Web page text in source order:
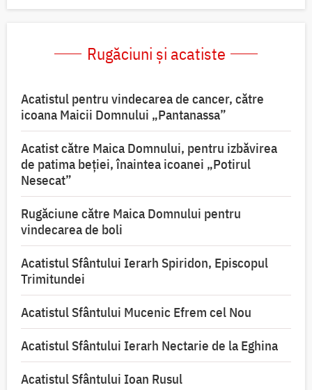
Rugăciuni și acatiste
Acatistul pentru vindecarea de cancer, către
icoana Maicii Domnului „Pantanassa”
Acatist către Maica Domnului, pentru izbăvirea
de patima beției, înaintea icoanei „Potirul
Nesecat”
Rugăciune către Maica Domnului pentru
vindecarea de boli
Acatistul Sfântului Ierarh Spiridon, Episcopul
Trimitundei
Acatistul Sfântului Mucenic Efrem cel Nou
Acatistul Sfântului Ierarh Nectarie de la Eghina
Acatistul Sfântului Ioan Rusul